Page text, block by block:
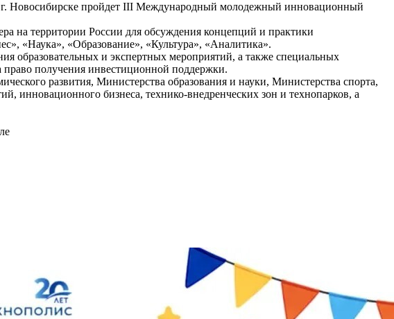
г. Новосибирске пройдет III Международный молодежный инновационный
на территории России для обсуждения концепций и практики
«Наука», «Образование», «Культура», «Аналитика».
образовательных и экспертных мероприятий, а также специальных
право получения инвестиционной поддержки.
развития, Министерства образования и науки, Министерства спорта,
инновационного бизнеса, технико-внедренческих зон и технопарков, а